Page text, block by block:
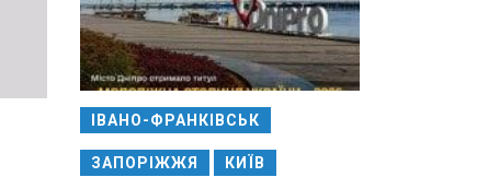
ІВАНО-ФРАНКІВСЬК
ЗАПОРІЖЖЯ КИЇВ